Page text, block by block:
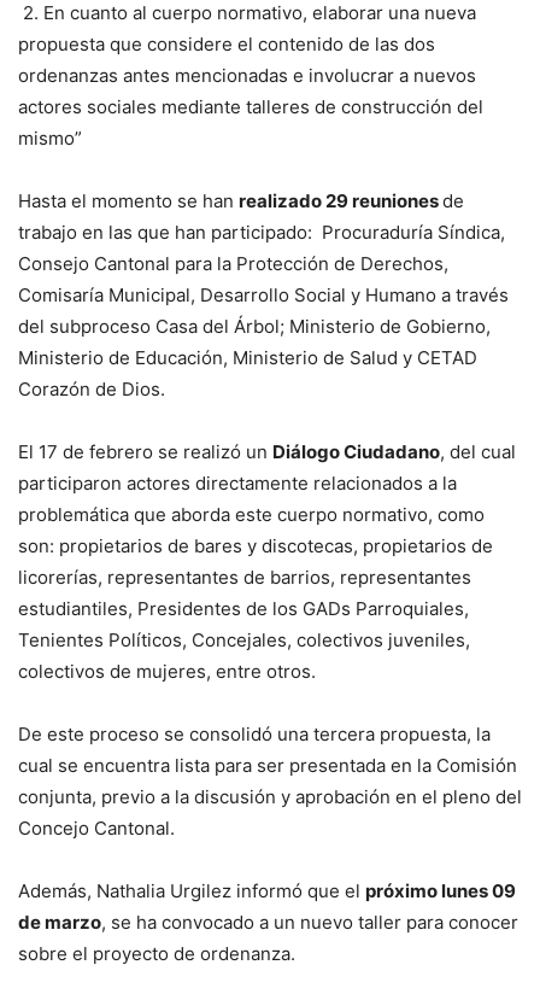
2. En cuanto al cuerpo normativo, elaborar una nueva
propuesta que considere el contenido de las dos
ordenanzas antes mencionadas e involucrar a nuevos
actores sociales mediante talleres de construcción del
mismo”
Hasta el momento se han realizado 29 reunionesde
trabajo en las que han participado: Procuraduría Síndica,
Consejo Cantonal para la Protección de Derechos,
Comisaría Municipal, Desarrollo Social y Humano a través
del subproceso Casa del Árbol; Ministerio de Gobierno,
Ministerio de Educación, Ministerio de Salud y CETAD
Corazón de Dios.
El 17 de febrero se realizó un Diálogo Ciudadano, del cual
participaron actores directamente relacionados a la
problemática que aborda este cuerpo normativo, como
son: propietarios de bares y discotecas, propietarios de
licorerías, representantes de barrios, representantes
estudiantiles, Presidentes de los GADs Parroquiales,
Tenientes Políticos, Concejales, colectivos juveniles,
colectivos de mujeres, entre otros.
De este proceso se consolidó una tercera propuesta, la
cual se encuentra lista para ser presentada en la Comisión
conjunta, previo a la discusión y aprobación en el pleno del
Concejo Cantonal.
Además, Nathalia Urgilez informó que el próximo lunes 09
de marzo, se ha convocado a un nuevo taller para conocer
sobre el proyecto de ordenanza.